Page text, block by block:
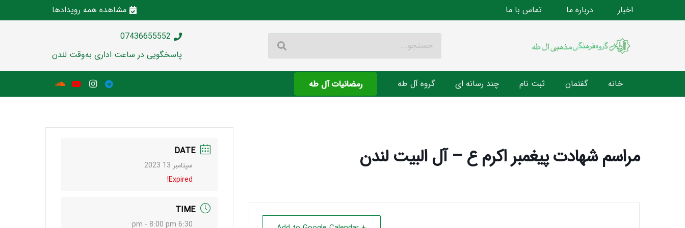
اخبار درباره ما تماس با ما مشاهده همه رویدادها
07436655552
پاسخگویی در ساعت اداری به‌وقت لندن
خانه گفتمان ثبت نام چند رسانه ای گروه آل طه رمضانیات آل طه
مراسم شهادت پیغمبر اکرم ع – آل البیت لندن DATE
سپتامبر 13 2023
Expired!
TIME
6:30 pm - 8:00 pm